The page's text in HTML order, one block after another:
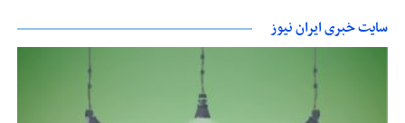
سایت خبری ایران نیوز